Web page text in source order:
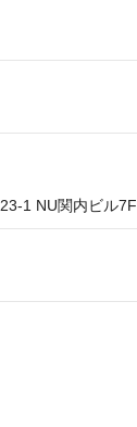
1 NU関内ビル7F